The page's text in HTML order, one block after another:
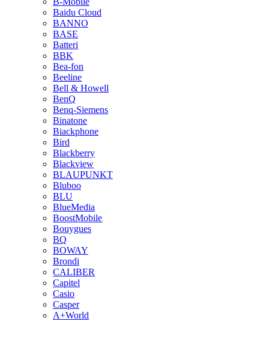
Baidu Cloud
BANNO
BASE
Batteri
BBK
Bea-fon
Beeline
Bell & Howell
BenQ
Benq-Siemens
Binatone
Biackphone
Bird
Blackberry
Blackview
BLAUPUNKT
Bluboo
BLU
BlueMedia
BoostMobile
Bouygues
BQ
BOWAY
Brondi
CALIBER
Capitel
Casio
Casper
A+World